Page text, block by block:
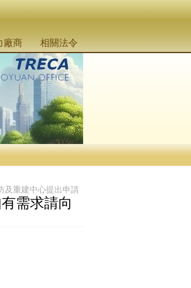
廠商 相關法令
及重建中心提出申請
需求請向